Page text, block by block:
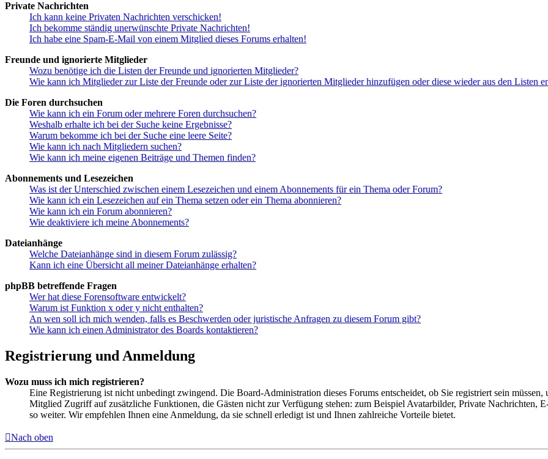
Private Nachrichten
Ich kann keine Privaten Nachrichten verschicken!
Ich bekomme ständig unerwünschte Private Nachrichten!
Ich habe eine Spam-E-Mail von einem Mitglied dieses Forums erhalten!
Freunde und ignorierte Mitglieder
Wozu benötige ich die Listen der Freunde und ignorierten Mitglieder?
Wie kann ich Mitglieder zur Liste der Freunde oder zur Liste der ignorierten Mitglieder hinzufügen oder diese wieder aus den Listen
Die Foren durchsuchen
Wie kann ich ein Forum oder mehrere Foren durchsuchen?
Weshalb erhalte ich bei der Suche keine Ergebnisse?
Warum bekomme ich bei der Suche eine leere Seite?
Wie kann ich nach Mitgliedern suchen?
Wie kann ich meine eigenen Beiträge und Themen finden?
Abonnements und Lesezeichen
Was ist der Unterschied zwischen einem Lesezeichen und einem Abonnements für ein Thema oder Forum?
Wie kann ich ein Lesezeichen auf ein Thema setzen oder ein Thema abonnieren?
Wie kann ich ein Forum abonnieren?
Wie deaktiviere ich meine Abonnements?
Dateianhänge
Welche Dateianhänge sind in diesem Forum zulässig?
Kann ich eine Übersicht all meiner Dateianhänge erhalten?
phpBB betreffende Fragen
Wer hat diese Forensoftware entwickelt?
Warum ist Funktion x oder y nicht enthalten?
An wen soll ich mich wenden, falls es Beschwerden oder juristische Anfragen zu diesem Forum gibt?
Wie kann ich einen Administrator des Boards kontaktieren?
Registrierung und Anmeldung
Wozu muss ich mich registrieren?
Eine Registrierung ist nicht unbedingt zwingend. Die Board-Administration dieses Forums entscheidet, ob Sie registriert sein
Mitglied Zugriff auf zusätzliche Funktionen, die Gästen nicht zur Verfügung stehen: zum Beispiel Avatarbilder, Private Nachrichten,
so weiter. Wir empfehlen Ihnen eine Anmeldung, da sie schnell erledigt ist und Ihnen zahlreiche Vorteile bietet.
Nach oben